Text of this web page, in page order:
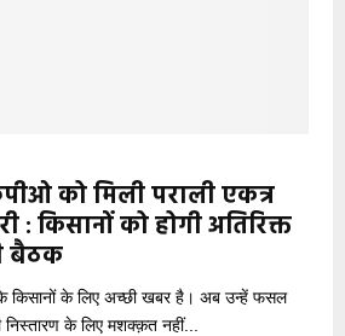
को मिली पराली एकत्र
: किसानों को होगी अतिरिक्त
बैठक
के लिए अच्छी खबर है। अब उन्हें फसल
निस्तारण के लिए मशक्क़त नहीं...